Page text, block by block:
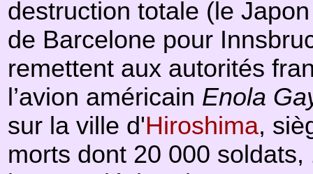
destruction totale (le
de Barcelone pour
remettent aux autorités
l’avion américain Enola
sur la ville d'Hiroshima,
morts dont 20 000